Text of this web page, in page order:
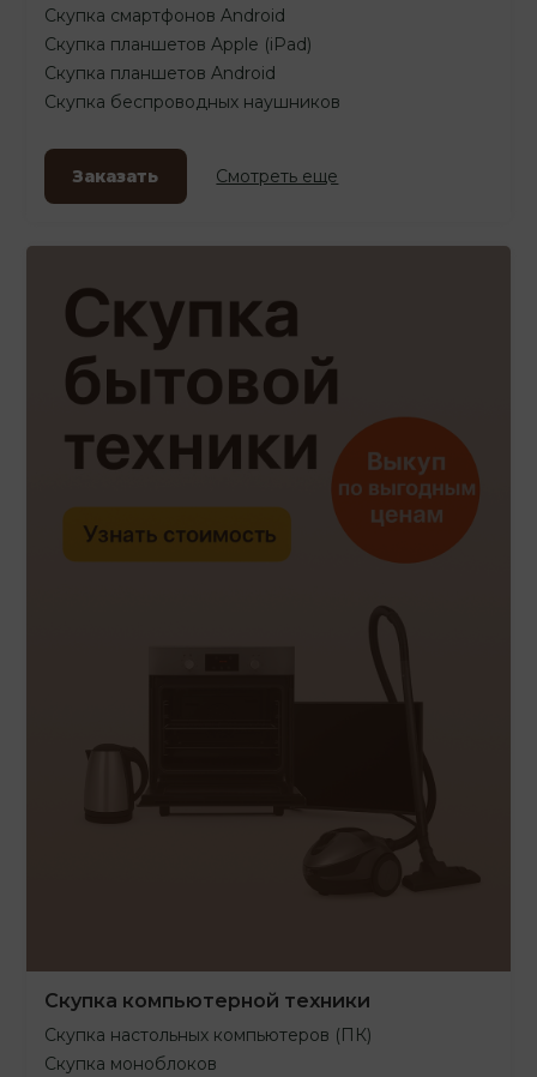
Скупка смартфонов Android
Скупка планшетов Apple (iPad)
Скупка планшетов Android
Скупка беспроводных наушников
Заказать Смотреть еще
Скупка компьютерной техники
Скупка настольных компьютеров (ПК)
Скупка моноблоков